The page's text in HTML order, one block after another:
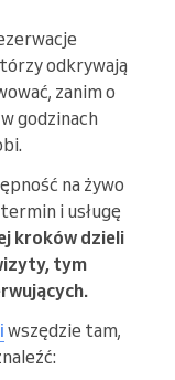
odkrywają
zanim o
godzinach
na żywo
i usługę
kroków dzieli
tym
wszędzie tam,